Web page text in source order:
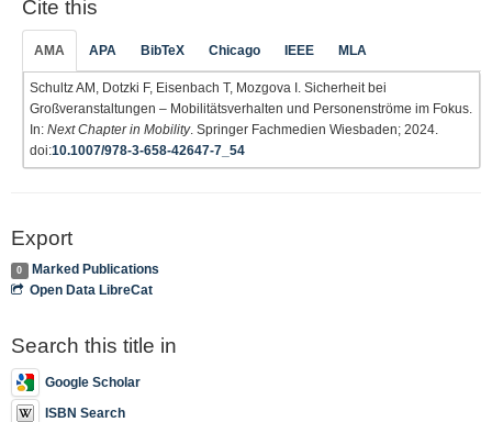
Cite this
AMA APA BibTeX Chicago IEEE MLA
Schultz AM, Dotzki F, Eisenbach T, Mozgova I. Sicherheit bei
Großveranstaltungen – Mobilitätsverhalten und Personenströme im Fokus.
In: Next Chapter in Mobility. Springer Fachmedien Wiesbaden; 2024.
doi:10.1007/978-3-658-42647-7_54
Export
0
Marked Publications
Open Data LibreCat
Search this title in
Google Scholar
ISBN Search